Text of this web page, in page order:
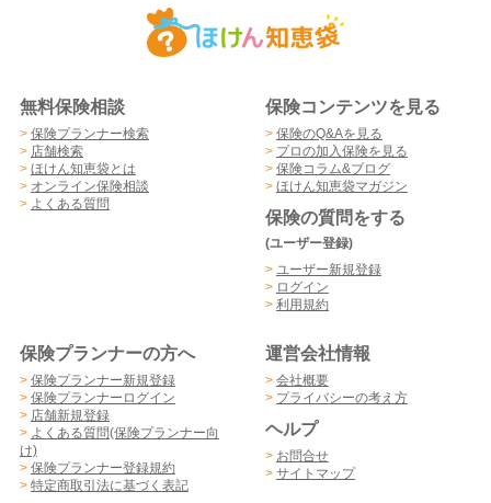
無料保険相談
> 保険プランナー検索
> 店舗検索
> ほけん知恵袋とは
> オンライン保険相談
> よくある質問
保険コンテンツを見る
> 保険のQ&Aを見る
> プロの加入保険を見る
> 保険コラム&ブログ
> ほけん知恵袋マガジン
保険の質問をする
(ユーザー登録)
> ユーザー新規登録
> ログイン
> 利用規約
保険プランナーの方へ
> 保険プランナー新規登録
> 保険プランナーログイン
> 店舗新規登録
> よくある質問(保険プランナー向
け)
> 保険プランナー登録規約
> 特定商取引法に基づく表記
運営会社情報
> 会社概要
> プライバシーの考え方
ヘルプ
> お問合せ
> サイトマップ